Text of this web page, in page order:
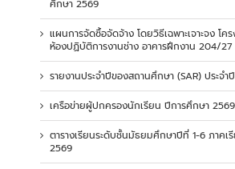
ศึกษา 2569
แผนการจัดซื้อจัดจ้าง โดยวิธีเฉพาะเจาะจง โ
ห้องปฏิบัติการงานช่าง อาคารฝึกงาน 204/27
รายงานประจำปีของสถานศึกษา (SAR) ประจำ
เครือข่ายผู้ปกครองนักเรียน ปีการศึกษา 2569
ตารางเรียนระดับชั้นมัธยมศึกษาปีที่ 1-6 ภาคเ
2569